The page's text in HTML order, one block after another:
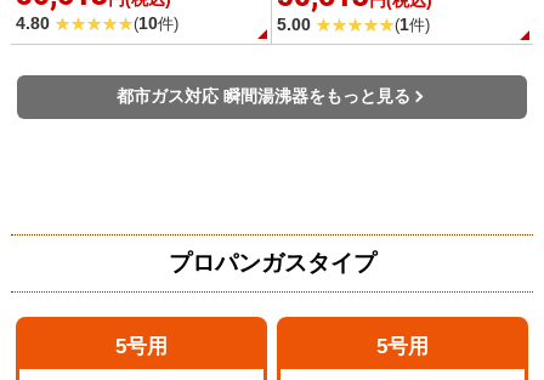
4.80
(10件)
5.00
(1件)
都市ガス対応 瞬間湯沸器をもっと見る
プロパンガスタイプ
5号用 5号用